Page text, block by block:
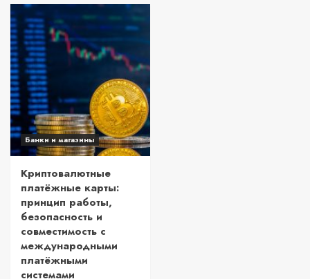
Банки и магазины
Криптовалютные
платёжные карты:
принцип работы,
безопасность и
совместимость с
международными
платёжными
системами